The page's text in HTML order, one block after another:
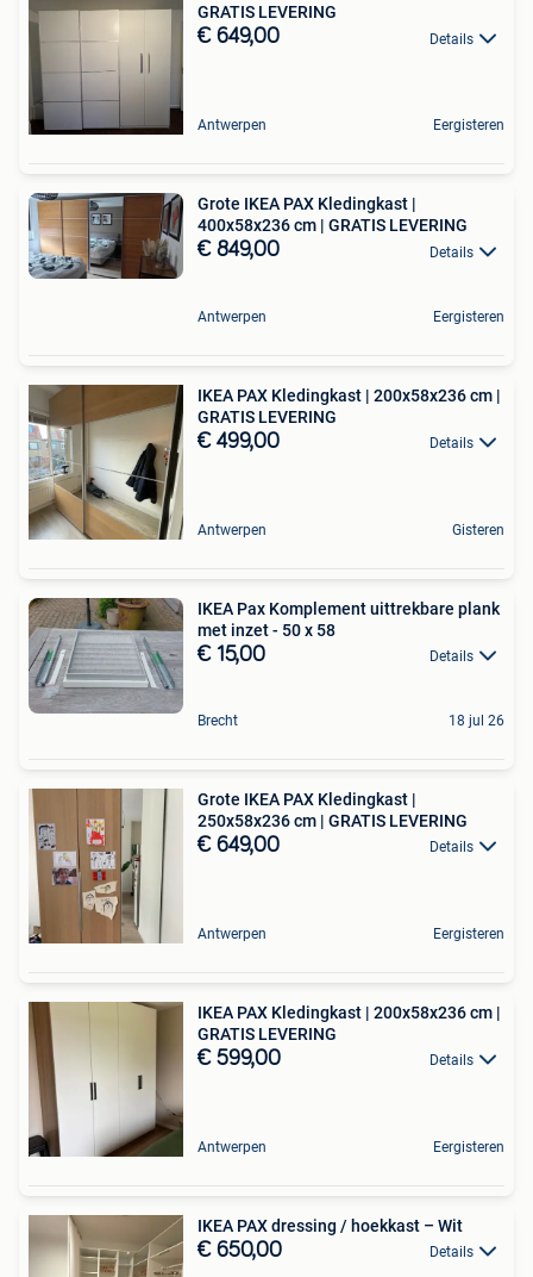
GRATIS LEVERING
€ 649,00 Details
Antwerpen Eergisteren
Grote IKEA PAX Kledingkast |
400x58x236 cm | GRATIS LEVERING
€ 849,00 Details
Antwerpen Eergisteren
IKEA PAX Kledingkast | 200x58x236 cm |
GRATIS LEVERING
€ 499,00 Details
Antwerpen Gisteren
IKEA Pax Komplement uittrekbare plank
met inzet - 50 x 58
€ 15,00 Details
Brecht 18 jul 26
Grote IKEA PAX Kledingkast |
250x58x236 cm | GRATIS LEVERING
€ 649,00 Details
Antwerpen Eergisteren
IKEA PAX Kledingkast | 200x58x236 cm |
GRATIS LEVERING
€ 599,00 Details
Antwerpen Eergisteren
IKEA PAX dressing / hoekkast – Wit
€ 650,00 Details